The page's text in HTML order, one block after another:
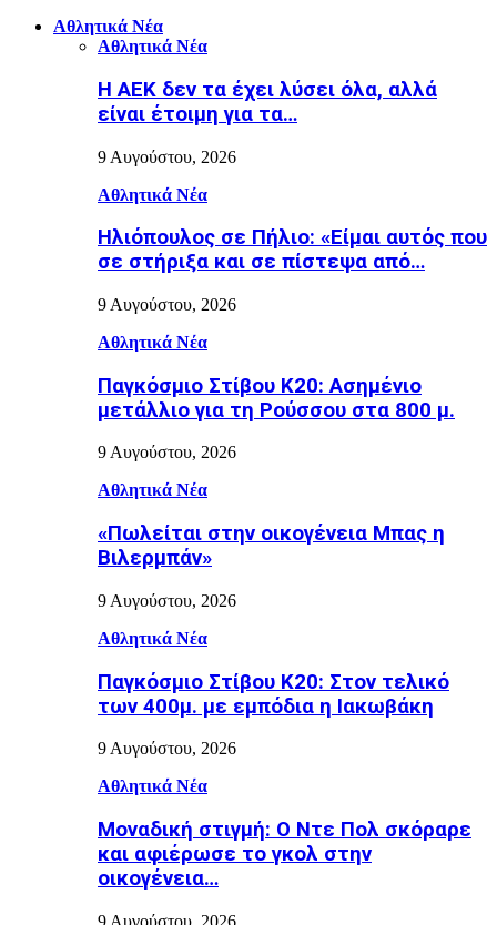
Αθλητικά Νέα
Αθλητικά Νέα
Η ΑΕΚ δεν τα έχει λύσει όλα, αλλά
είναι έτοιμη για τα…
9 Αυγούστου, 2026
Αθλητικά Νέα
Ηλιόπουλος σε Πήλιο: «Είμαι αυτός που
σε στήριξα και σε πίστεψα από…
9 Αυγούστου, 2026
Αθλητικά Νέα
Παγκόσμιο Στίβου Κ20: Ασημένιο
μετάλλιο για τη Ρούσσου στα 800 μ.
9 Αυγούστου, 2026
Αθλητικά Νέα
«Πωλείται στην οικογένεια Μπας η
Βιλερμπάν»
9 Αυγούστου, 2026
Αθλητικά Νέα
Παγκόσμιο Στίβου Κ20: Στον τελικό
των 400μ. με εμπόδια η Ιακωβάκη
9 Αυγούστου, 2026
Αθλητικά Νέα
Μοναδική στιγμή: Ο Ντε Πολ σκόραρε
και αφιέρωσε το γκολ στην
οικογένεια…
9 Αυγούστου, 2026